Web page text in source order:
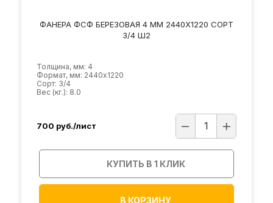
ФАНЕРА ФСФ БЕРЕЗОВАЯ 4 ММ 2440Х1220 СОРТ
3/4 Ш2
Толщина, мм: 4
Формат, мм: 2440х1220
Сорт: 3/4
Вес (кг.): 8.0
700 руб./лист
КУПИТЬ В 1 КЛИК
В КОРЗИНУ